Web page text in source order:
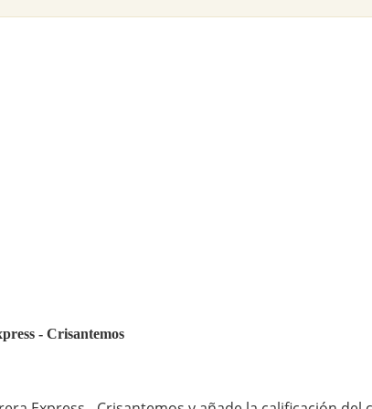
- Crisantemos